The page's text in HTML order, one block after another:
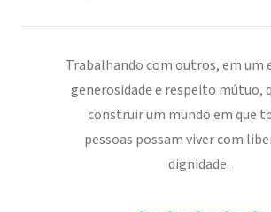
Trabalhando com outros, em um
generosidade e respeito mútuo,
construir um mundo em que
pessoas possam viver com
dignidade.